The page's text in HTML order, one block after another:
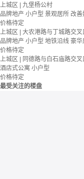
上城区 | 九堡杨公村
品牌地产 小户型 景观居所 改善
价格待定
上城区 | 大农港路与丁城路交叉
品牌地产 小户型 地铁沿线 豪华
价格待定
上城区 | 同德路与白石庙路交叉
酒店式公寓 小户型
价格待定
最受关注的楼盘